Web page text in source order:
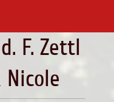
F. Zettl